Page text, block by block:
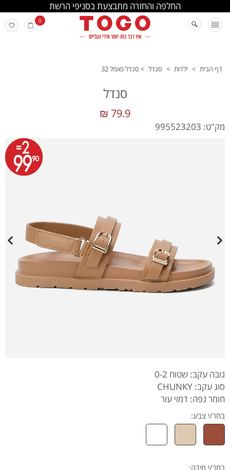
החלפה והחזרה מתבצעת בסניפי הרשת
0
דף הבית > ילדות > סנדל > סנדל כאמל 32
סנדל
79.9 ₪
מק"ט: 995523203
גובה עקב: שטוח 0-2
סוג עקב: CHUNKY
חומר גפה: דמוי עור
בחר/י צבע:
בחר/י מידה: